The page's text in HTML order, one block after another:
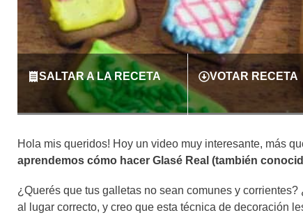
SALTAR A LA RECETA VOTAR RECETA
Hola mis queridos! Hoy un video muy interesante, más
aprendemos cómo hacer Glasé Real (también
¿Querés que tus galletas no sean comunes y
al lugar correcto, y creo que esta técnica de decoración